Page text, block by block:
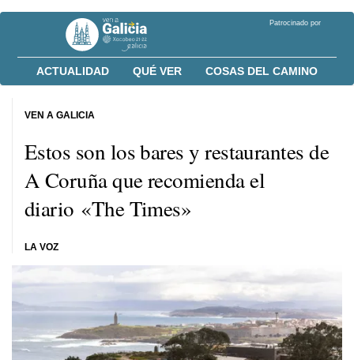
Patrocinado por
ACTUALIDAD QUÉ VER COSAS DEL CAMINO
Estos son los bares y restaurantes de
A Coruña que recomienda el
diario «The Times»
LA VOZ
VEN A GALICIA